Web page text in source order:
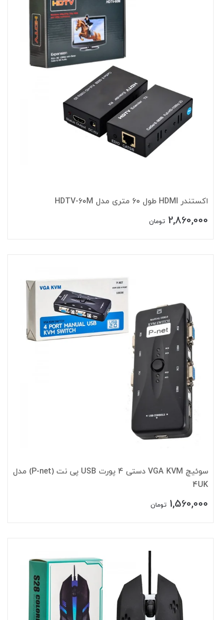
اکستندر HDMI طول 60 متری مدل HDTV-60M
2,860,000 تومان
سوئیچ VGA KVM دستی 4 پورت USB پی نت (P-net) مدل
4UK
1,560,000 تومان